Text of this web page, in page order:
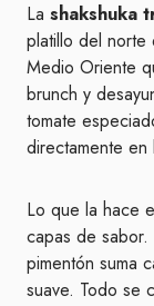
La shakshuka
platillo del
Medio Oriente
brunch y
tomate
directamente en
Lo que la hace
capas de
pimentón suma
suave. Todo se